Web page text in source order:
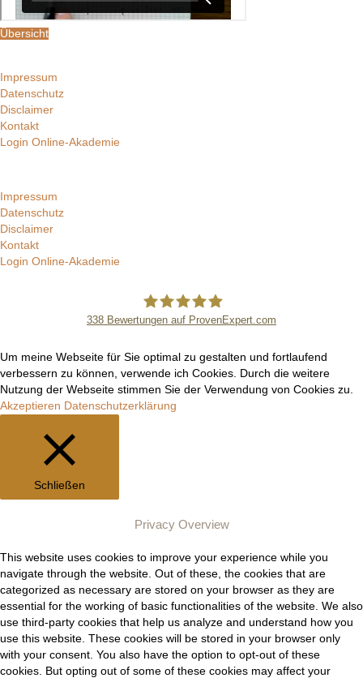
Übersicht
Impressum
Datenschutz
Disclaimer
Kontakt
Login Online-Akademie
Impressum
Datenschutz
Disclaimer
Kontakt
Login Online-Akademie
Manuel Epli
338 Bewertungen auf ProvenExpert.com
Um meine Webseite für Sie optimal zu gestalten und fortlaufend
verbessern zu können, verwende ich Cookies. Durch die weitere
Nutzung der Webseite stimmen Sie der Verwendung von Cookies zu.
Akzeptieren Datenschutzerklärung
Schließen
Privacy Overview
This website uses cookies to improve your experience while you
navigate through the website. Out of these, the cookies that are
categorized as necessary are stored on your browser as they are
essential for the working of basic functionalities of the website. We also
use third-party cookies that help us analyze and understand how you
use this website. These cookies will be stored in your browser only
with your consent. You also have the option to opt-out of these
cookies. But opting out of some of these cookies may affect your